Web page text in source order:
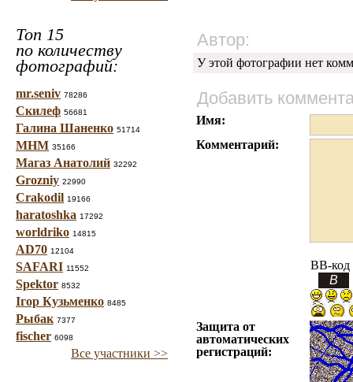
Топ 15
по количеству
фотографий:
mr.seniv 78286
Скилеф 56681
Галина Шаненко 51714
МНМ 35166
Магаз Анатолий 32292
Grozniy 22990
Crakodil 19166
haratoshka 17292
worldriko 14815
AD70 12104
SAFARI 11552
Spektor 8532
Ігор Кузьменко 8485
Рыбак 7377
fischer 6098
Все участники >>
Автор:
У этой фотографии нет
Добавить
Имя:
Комментарий:
BB-код
Защита от
автоматических
регистраций: